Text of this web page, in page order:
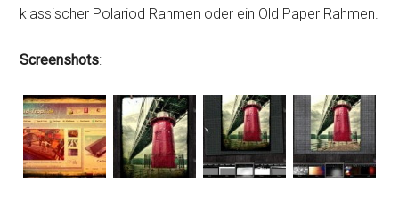
klassischer Polariod Rahmen oder ein Old Paper Rahmen.
Screenshots: